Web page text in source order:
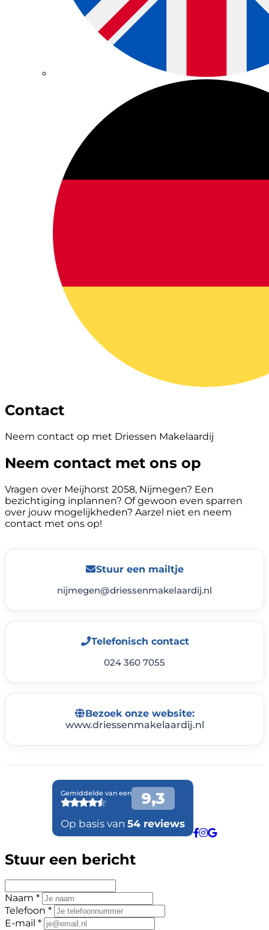
Contact
Neem contact op met Driessen Makelaardij
Neem contact met ons op
Vragen over Meijhorst 2058, Nijmegen? Een
bezichtiging inplannen? Of gewoon even sparren
over jouw mogelijkheden? Aarzel niet en neem
contact met ons op!
Stuur een mailtje
nijmegen@driessenmakelaardij.nl
Telefonisch contact
024 360 7055
Bezoek onze website:
www.driessenmakelaardij.nl
Stuur een bericht
Naam *
Telefoon *
E-mail *